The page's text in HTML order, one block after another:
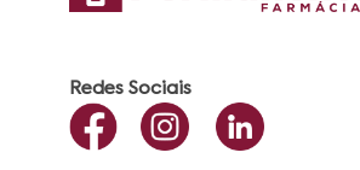
Redes Sociais